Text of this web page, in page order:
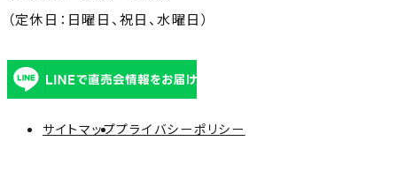
（定休日：日曜日、祝日、水曜日）
外
サイトマッププライバシーポリシー